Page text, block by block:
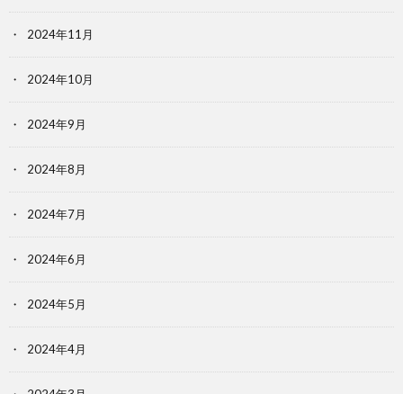
2024年11月
2024年10月
2024年9月
2024年8月
2024年7月
2024年6月
2024年5月
2024年4月